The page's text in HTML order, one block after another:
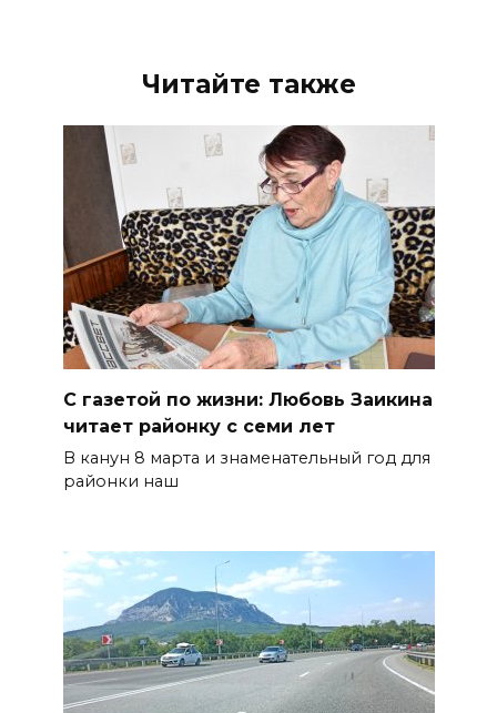
Читайте также
С газетой по жизни: Любовь Заикина
читает районку с семи лет
В канун 8 марта и знаменательный год для
районки наш